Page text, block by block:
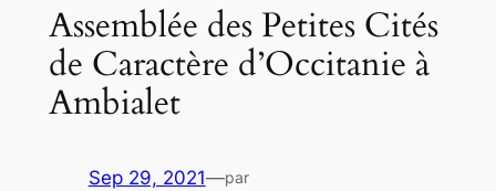
Assemblée des Petites Cités
de Caractère d’Occitanie à
Ambialet
Sep 29, 2021—par